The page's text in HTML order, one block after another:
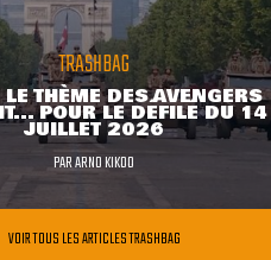
TRASHBAG
THÈME DES AVENGERS
POUR LE DÉFILÉ DU 14
JUILLET 2026
PARARNO KIKOO
VOIR TOUS LES ARTICLES TRASHBAG